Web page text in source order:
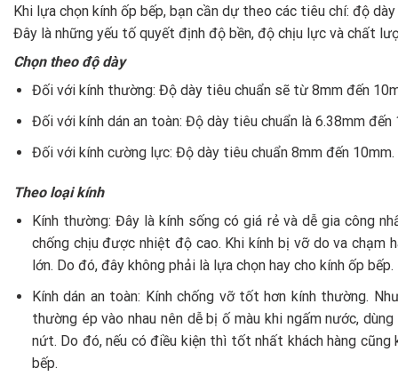
Khi lựa chọn kính ốp bếp, bạn cần dự theo các tiêu chí: độ
Đây là những yếu tố quyết định độ bền, độ chịu lực và chất
Chọn theo độ dày
Đối với kính thường: Độ dày tiêu chuẩn sẽ từ 8mm đến
Đối với kính dán an toàn: Độ dày tiêu chuẩn là 6.38mm đến
Đối với kính cường lực: Độ dày tiêu chuẩn 8mm đến 10mm.
Theo loại kính
Kính thường: Đây là kính sống có giá rẻ và dễ gia công
chống chịu được nhiệt độ cao. Khi kính bị vỡ do va
lớn. Do đó, đây không phải là lựa chọn hay cho kính ốp bếp.
Kính dán an toàn: Kính chống vỡ tốt hơn kính thường.
thường ép vào nhau nên dễ bị ố màu khi ngấm nước,
nứt. Do đó, nếu có điều kiện thì tốt nhất khách hàng cũng
bếp.